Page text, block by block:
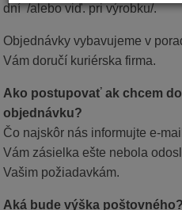
dní /alebo viď. pri výrobku/.
Objednávky vybavujeme v
Vám doručí kuriérska firma.
Ako postupovať ak chcem
objednávku?
Čo najskôr nás informujte e-
Vám zásielka ešte nebola
Vašim požiadavkám.
Aká bude výška poštovného?